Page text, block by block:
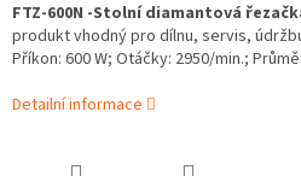
FTZ-600N -Stolní diamantová
produkt vhodný pro dílnu, servis,
Příkon: 600 W; Otáčky: 2950/min.;
Detailní informace